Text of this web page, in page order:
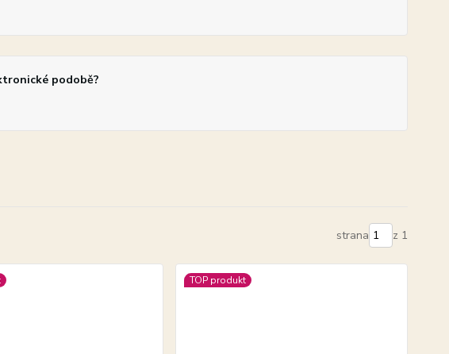
podobě?
strana z 1
TOP produkt